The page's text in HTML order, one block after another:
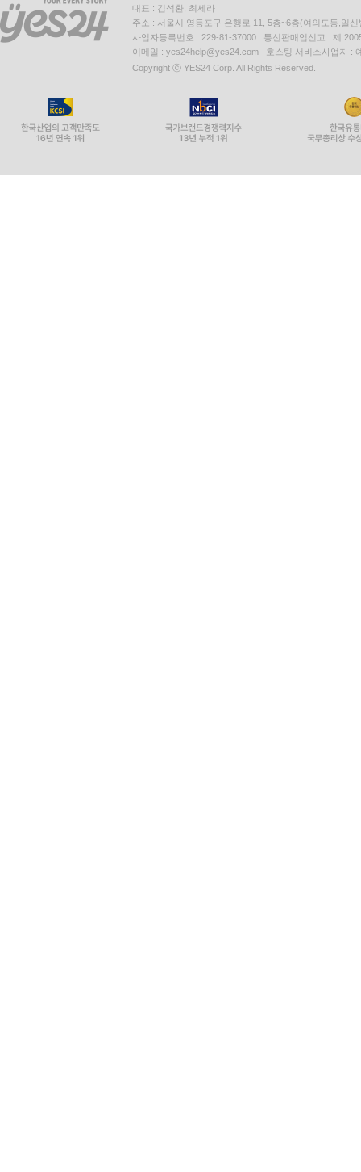
대표 : 김석환, 최세라
주소 : 서울시 영등포구 은행로 11, 5층~6층(여의도동,일신
사업자등록번호 : 229-81-37000 통신판매업신고 : 제
이메일 : yes24help@yes24.com 호스팅 서비스사업자 :
Copyright ⓒ YES24 Corp. All Rights Reserved.